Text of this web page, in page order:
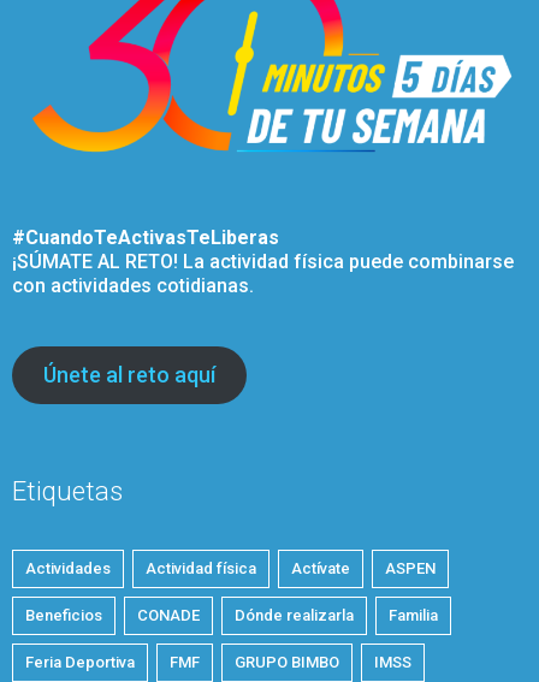
#CuandoTeActivasTeLiberas
¡SÚMATE AL RETO! La actividad física puede combinarse
con actividades cotidianas.
Únete al reto aquí
Etiquetas
Actividades Actividad física Actívate ASPEN
Beneficios CONADE Dónde realizarla Familia
Feria Deportiva FMF GRUPO BIMBO IMSS